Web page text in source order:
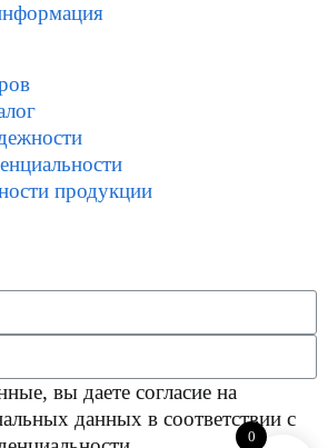
продукции
вы даете согласие на
данных в соответствии с
0